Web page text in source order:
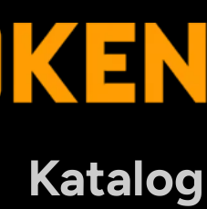
Katalog